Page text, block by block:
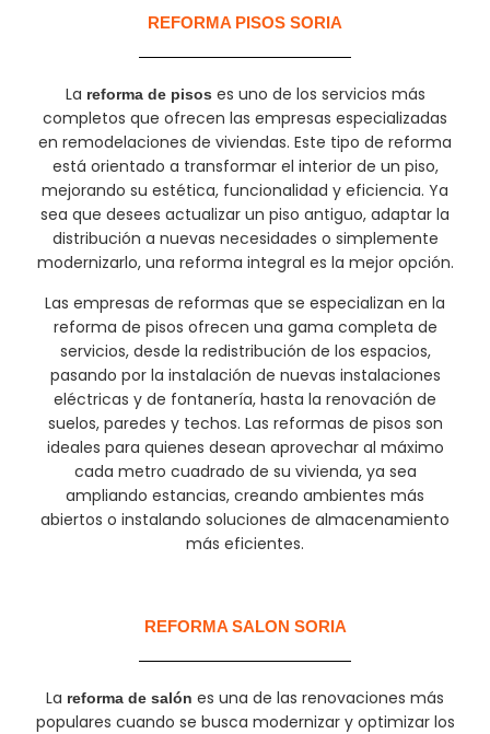
REFORMA PISOS SORIA
La reforma de pisos es uno de los servicios más
completos que ofrecen las empresas especializadas
en remodelaciones de viviendas. Este tipo de reforma
está orientado a transformar el interior de un piso,
mejorando su estética, funcionalidad y eficiencia. Ya
sea que desees actualizar un piso antiguo, adaptar la
distribución a nuevas necesidades o simplemente
modernizarlo, una reforma integral es la mejor opción.
Las empresas de reformas que se especializan en la
reforma de pisos ofrecen una gama completa de
servicios, desde la redistribución de los espacios,
pasando por la instalación de nuevas instalaciones
eléctricas y de fontanería, hasta la renovación de
suelos, paredes y techos. Las reformas de pisos son
ideales para quienes desean aprovechar al máximo
cada metro cuadrado de su vivienda, ya sea
ampliando estancias, creando ambientes más
abiertos o instalando soluciones de almacenamiento
más eficientes.
REFORMA SALON SORIA
La reforma de salón es una de las renovaciones más
populares cuando se busca modernizar y optimizar los